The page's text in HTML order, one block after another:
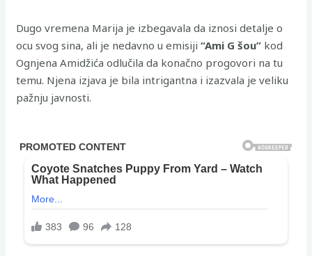
Dugo vremena Marija je izbegavala da iznosi detalje o
ocu svog sina, ali je nedavno u emisiji“Ami G šou” kod
Ognjena Amidžića odlučila da konačno progovori na tu
temu. Njena izjava je bila intrigantna i izazvala je veliku
pažnju javnosti.